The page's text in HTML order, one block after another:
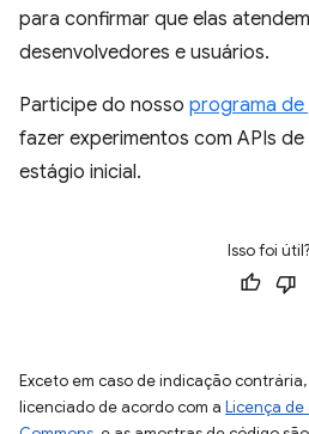
para confirmar que elas
desenvolvedores e usuários.
Participe do nosso programa de
fazer experimentos com APIs
estágio inicial.
Isso foi útil?
Exceto em caso de indicação
licenciado de acordo com a Licença